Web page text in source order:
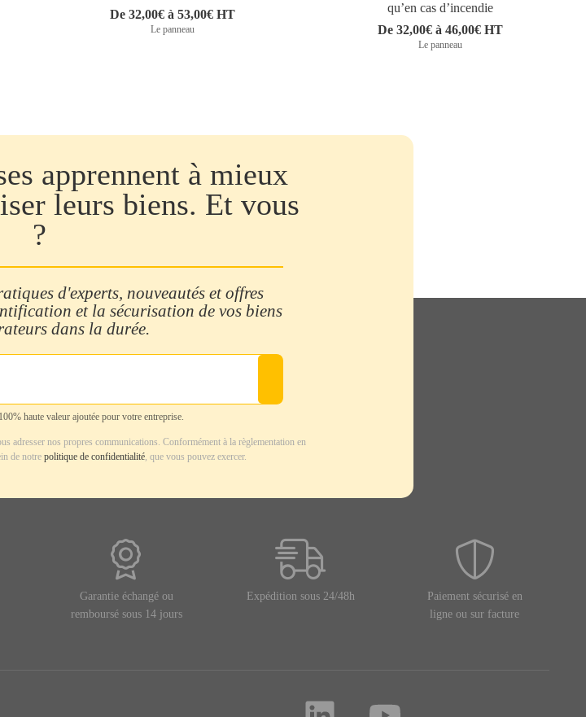
De 32,00€ à 53,00€ HT
Le panneau
qu’en cas d’incendie
De 32,00€ à 46,00€ HT
Le panneau
apprennent à mieux
leurs biens. Et vous
?
d'experts, nouveautés et offres
et la sécurisation de vos biens
dans la durée.
haute valeur ajoutée pour votre entreprise.
adresser nos propres communications. Conformément à la règlementation en
de notre politique de confidentialité, que vous pouvez exercer.
Garantie échangé ou
remboursé sous 14 jours
Expédition sous 24/48h
Paiement sécurisé en
ligne ou sur facture